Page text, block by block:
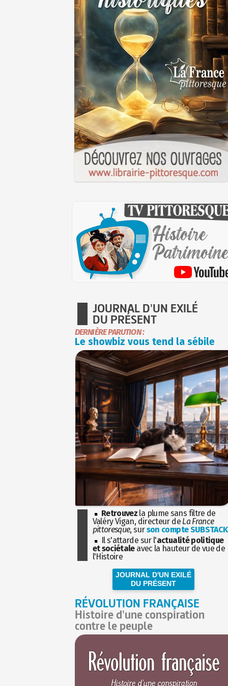
JOURNAL D'UN EXILÉ
DU PRÉSENT
DERNIÈRE PARUTION :
Le showbiz vous tend la sébile
Retrouvez la plume sans filtre de
Valéry Vigan, directeur de La France
pittoresque, surson compte SUBSTACK
Il s'attarde sur l'actualité politique
et sociétaleavec la hauteur de vue de
l'Histoire
JOURNAL D'UN EXILÉ
DU PRÉSENT
RÉVOLUTION FRANÇAISE
Histoire d'une conspiration
contre le peuple